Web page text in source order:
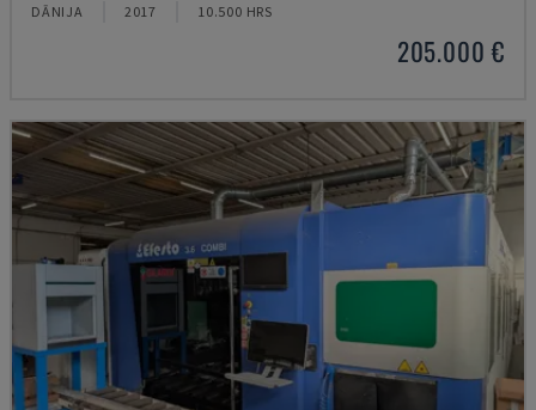
DĀNIJA 2017 10.500 HRS
205.000 €